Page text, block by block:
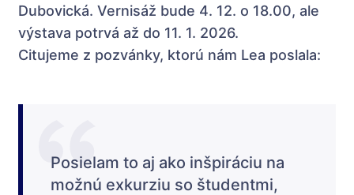
Dubovická. Vernisáž bude 4. 12. o 18.00, ale
výstava potrvá až do 11. 1. 2026.
Citujeme z pozvánky, ktorú nám Lea poslala:
Posielam to aj ako inšpiráciu na
možnú exkurziu so študentmi,